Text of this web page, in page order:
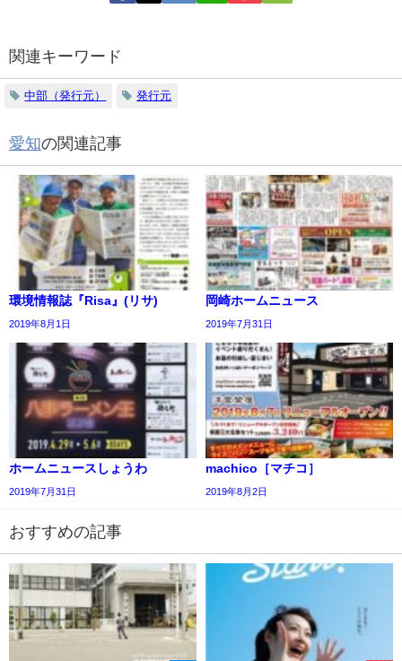
関連キーワード
中部（発行元） 発行元
愛知の関連記事
環境情報誌『Risa』(リサ)
2019年8月1日
岡崎ホームニュース
2019年7月31日
ホームニュースしょうわ
2019年7月31日
machico［マチコ］
2019年8月2日
おすすめの記事